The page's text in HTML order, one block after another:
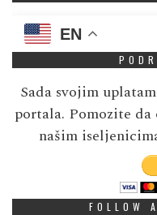
EN
Sada svojim
portala. Pomozite da
našim
FOLLOW